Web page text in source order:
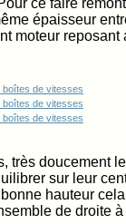
épaisseur
moteur
très doucement
sur leur
hauteur
de droite